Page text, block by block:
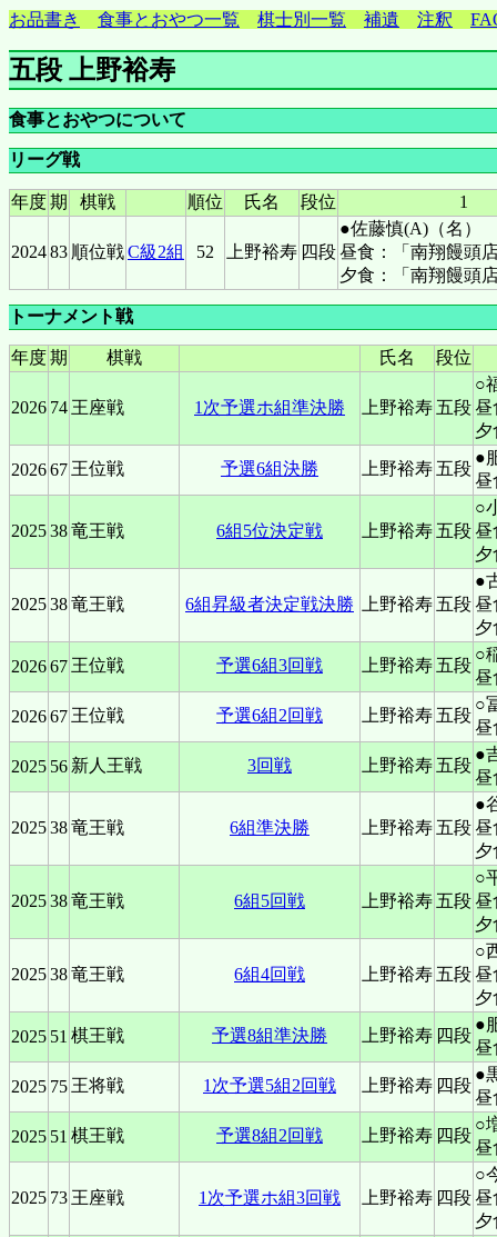
お品書き 食事とおやつ一覧 棋士別一覧 補遺 注釈
五段 上野裕寿
食事とおやつについて
リーグ戦
年度期 棋戦 順位 氏名 段位 1
202483 順位戦C級2組 52 上野裕寿 四段
●佐藤慎(A)（名）
昼食：「南翔饅頭
夕食：「南翔饅頭
トーナメント戦
年度期 棋戦 氏名 段位
2026 74 王座戦 1次予選ホ組準決勝 上野裕寿 五段
○
昼
夕
202667 王位戦 予選6組決勝 上野裕寿 五段
●
昼
202538竜王戦 6組5位決定戦 上野裕寿 五段
○
昼
夕
202538竜王戦 6組昇級者決定戦決勝 上野裕寿 五段
●
昼
夕
202667 王位戦 予選6組3回戦 上野裕寿 五段
○
昼
202667 王位戦 予選6組2回戦 上野裕寿 五段
○
昼
2025 56 新人王戦 3回戦 上野裕寿 五段
●
昼
202538竜王戦 6組準決勝 上野裕寿 五段
●
昼
夕
202538竜王戦 6組5回戦 上野裕寿 五段
○
昼
夕
202538竜王戦 6組4回戦 上野裕寿 五段
○
昼
夕
2025 51 棋王戦 予選8組準決勝 上野裕寿 四段
●
昼
2025 75 王将戦 1次予選5組2回戦 上野裕寿 四段
●
昼
2025 51 棋王戦 予選8組2回戦 上野裕寿 四段
○
昼
2025 73 王座戦 1次予選ホ組3回戦 上野裕寿 四段
○
昼
夕